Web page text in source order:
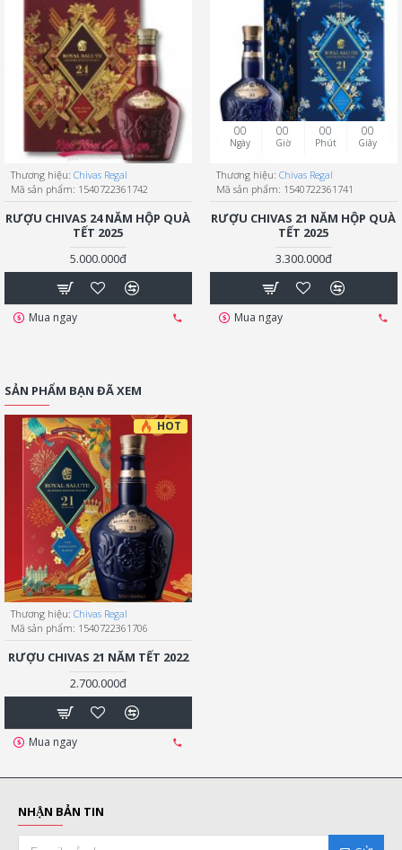
Thương hiệu: Chivas Regal
Mã sản phẩm: 1540722361742
RƯỢU CHIVAS 24 NĂM HỘP QUÀ
TẾT 2025
5.000.000đ
Mua ngay
00
Ngày
00
Giờ
00
Phút
00
Giây
Thương hiệu: Chivas Regal
Mã sản phẩm: 1540722361741
RƯỢU CHIVAS 21 NĂM HỘP QUÀ
TẾT 2025
3.300.000đ
Mua ngay
SẢN PHẨM BẠN ĐÃ XEM
HOT
Thương hiệu: Chivas Regal
Mã sản phẩm: 1540722361706
RƯỢU CHIVAS 21 NĂM TẾT 2022
2.700.000đ
Mua ngay
NHẬN BẢN TIN